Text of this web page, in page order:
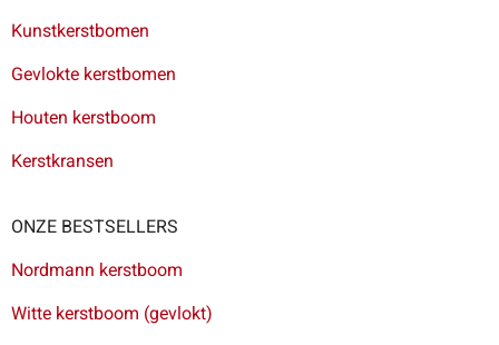
Kunstkerstbomen
Gevlokte kerstbomen
Houten kerstboom
Kerstkransen
ONZE BESTSELLERS
Nordmann kerstboom
Witte kerstboom (gevlokt)